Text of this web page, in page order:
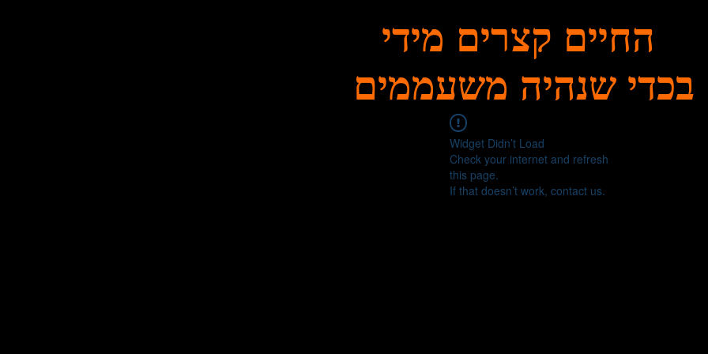
בכדי שנהיה משעממים
Widget Didn’t Load
Check your internet and refresh
this page.
If that doesn’t work, contact us.